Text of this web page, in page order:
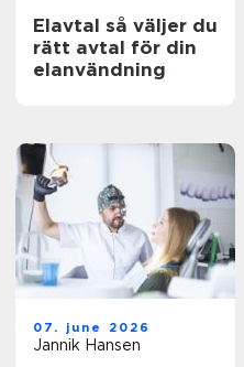
Elavtal så väljer du
rätt avtal för din
elanvändning
07. june 2026
Jannik Hansen